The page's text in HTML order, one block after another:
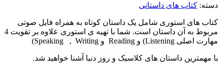
دسته: کتاب های داستانی
کتاب های استوری شامل یک داستان کوتاه به همراه فایل صوتی
مربوط به آن داستان است. شما با تهیه ی استوری علاوه بر تقویت 4
مهارت اصلی Listening) و Reading و Speaking , Writing)
با مهمترین داستان های کلاسیک و روز دنیا آشنا خواهید شد.